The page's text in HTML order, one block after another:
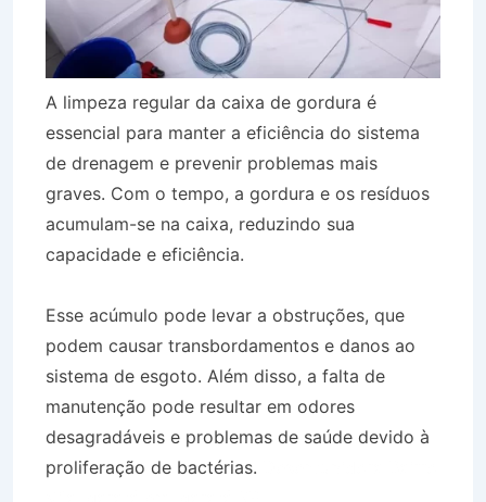
A limpeza regular da caixa de gordura é
essencial para manter a eficiência do sistema
de drenagem e prevenir problemas mais
graves. Com o tempo, a gordura e os resíduos
acumulam-se na caixa, reduzindo sua
capacidade e eficiência.
Esse acúmulo pode levar a obstruções, que
podem causar transbordamentos e danos ao
sistema de esgoto. Além disso, a falta de
manutenção pode resultar em odores
desagradáveis e problemas de saúde devido à
proliferação de bactérias.